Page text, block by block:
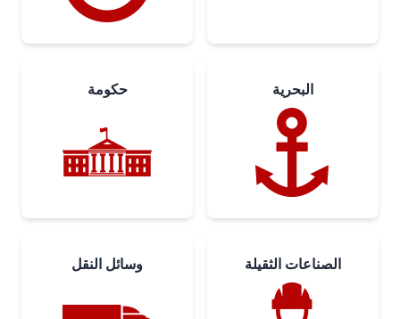
حكومة البحرية
وسائل النقل الصناعات الثقيلة